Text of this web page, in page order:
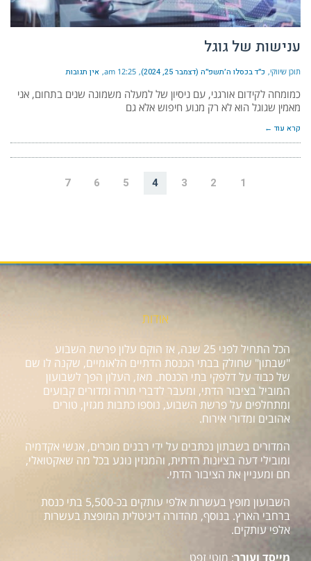
ענישות של גוגל
תוכן שיווקי כ״ד בכסלו ה׳תשפ״ה (דצמבר 25, 2024) 12:25 am אין תגובות
כמומחה לקידום אורגני, עם ניסיון של למעלה משמונה שנים בתחום, אני
מאמין שגוגל הוא לא רק מנוע חיפוש אלא גם
קרא עוד ←
1
2
3
4
5
6
7
אודות
הכל התחיל לפני 25 שנה, אז הוקם עלון פרשת השבוע
"שבתון" שחולק בבתי הכנסת הדתיים הלאומיים, שקנה לו שם
של כבוד על דלפקי בתי הכנסת. מאז, העלון הפך לשבועון
המוביל בציבור הדתי, ומעבר לדברי תורה ומדורים קבועים
ומתחלפים על פרשת השבוע, נוספו כתבות מגזין, טורים
אהובים ומדורי אירוח.
המדורים בשבתון נכתבים על ידי רבנים מוכרים, אנשי אקדמיה
ומובילי דעה בציונות הדתית, והמגזין נוגע בכל מה שאקטואלי,
חם ומעניין את הציבור הדתי.
השבועון מופץ בעשרות אלפי עותקים בכ-5,500 בתי כנסת
ברחבי הארץ. בנוסף, מהדורה דיגיטלית המופצת בעשרות
אלפי עותקים.
מייסד ועורך: מוטי זפט